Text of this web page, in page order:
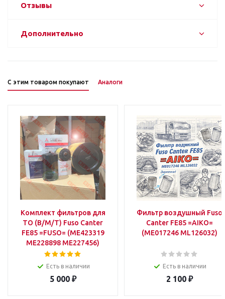
Отзывы
Дополнительно
С этим товаром покупают Аналоги
Комплект фильтров для
ТО (В/М/Т) Fuso Canter
FE85 =FUSO= (ME423319
ME228898 ME227456)
Есть в наличии
5 000₽
Фильтр воздушный Fuso
Canter FE85 =AIKO=
(ME017246 ML126032)
Есть в наличии
2 100₽